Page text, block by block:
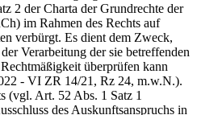
2 der Charta der Grundrechte der
im Rahmen des Rechts auf
verbürgt. Es dient dem Zweck,
Verarbeitung der sie betreffenden
überprüfen kann
- VI ZR 14/21, Rz 24, m.w.N.).
(vgl. Art. 52 Abs. 1 Satz 1
des Auskunftsanspruchs in